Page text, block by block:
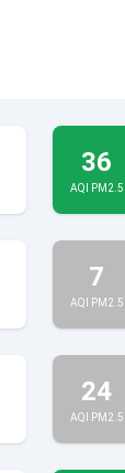
36
AQI PM2.5
7
AQI PM2.5
24
AQI PM2.5